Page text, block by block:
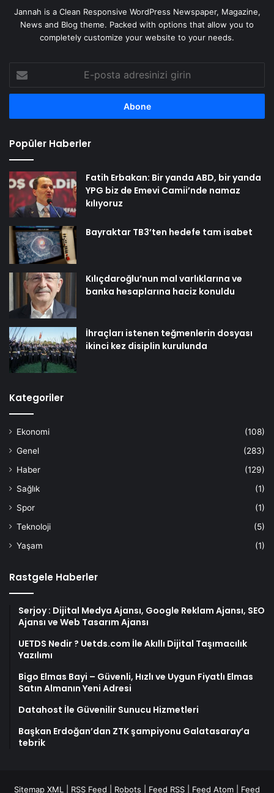
Jannah is a Clean Responsive WordPress Newspaper, Magazine,
News and Blog theme. Packed with options that allow you to
completely customize your website to your needs.
posta
adresinizi
Popüler Haberler
Fatih Erbakan: Bir yanda ABD, bir yanda
YPG biz de Emevi Camii’nde namaz
kılıyoruz
Bayraktar TB3’ten hedefe tam isabet
Kılıçdaroğlu’nun mal varlıklarına ve
banka hesaplarına haciz konuldu
İhraçları istenen teğmenlerin dosyası
ikinci kez disiplin kurulunda
Kategoriler
Ekonomi
(108)
Genel
(283)
Haber
(129)
Sağlık
(1)
Spor
(1)
Teknoloji
(5)
Yaşam
(1)
Rastgele Haberler
Serjoy : Dijital Medya Ajansı, Google Reklam Ajansı, SEO
Ajansı ve Web Tasarım Ajansı
UETDS Nedir ? Uetds.com İle Akıllı Dijital Taşımacılık
Yazılımı
Bigo Elmas Bayi – Güvenli, Hızlı ve Uygun Fiyatlı Elmas
Satın Almanın Yeni Adresi
Datahost İle Güvenilir Sunucu Hizmetleri
Başkan Erdoğan’dan ZTK şampiyonu Galatasaray’a
tebrik
Sitemap XML RSS Feed Robots Feed RSS Feed Atom Feed